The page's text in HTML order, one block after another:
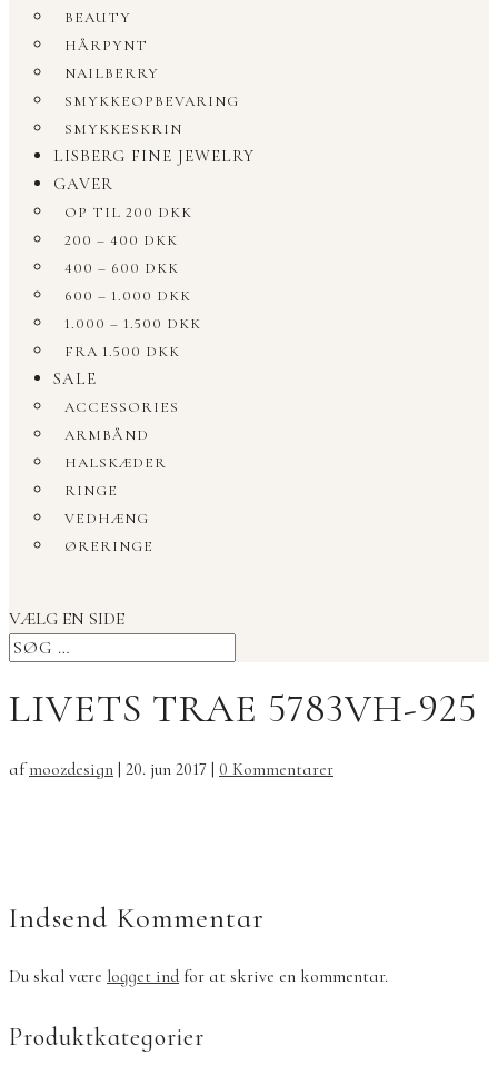
BEAUTY
HÅRPYNT
NAILBERRY
SMYKKEOPBEVARING
SMYKKESKRIN
LISBERG FINE JEWELRY
GAVER
OP TIL 200 DKK
200 – 400 DKK
400 – 600 DKK
600 – 1.000 DKK
1.000 – 1.500 DKK
FRA 1.500 DKK
SALE
ACCESSORIES
ARMBÅND
HALSKÆDER
RINGE
VEDHÆNG
ØRERINGE
VÆLG EN SIDE
LIVETS TRAE 5783VH-925
afmoozdesign | 20. jun 2017 | 0 Kommentarer
Indsend Kommentar
Du skal være logget ind for at skrive en kommentar.
Produktkategorier